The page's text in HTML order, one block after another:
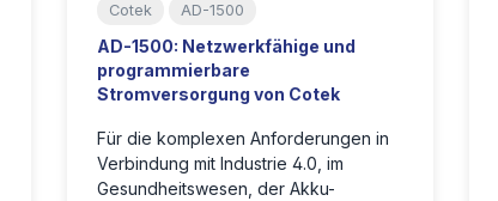
Cotek AD-1500
AD-1500: Netzwerkfähige und
programmierbare
Stromversorgung von Cotek
Für die komplexen Anforderungen in
Verbindung mit Industrie 4.0, im
Gesundheitswesen, der Akku-